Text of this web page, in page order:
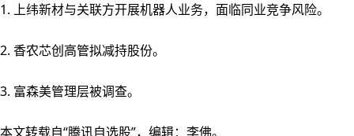
1. 上纬新材与关联方开展机器人业务，面临同业竞争风险。
2. 香农芯创高管拟减持股份。
3. 富森美管理层被调查。
本文转载自“腾讯自选股”，编辑：李佛。